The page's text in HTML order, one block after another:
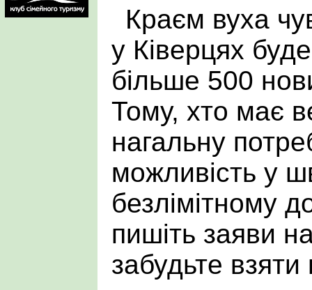
Краєм вуха
у Ківерцях
більше 500
Тому, хто має
нагальну
можливість у
безлімітному
пишіть заяви
забудьте взяти